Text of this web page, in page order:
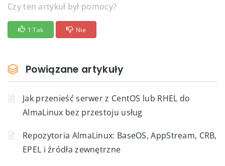
Czy ten artykuł był pomocy?
1 Tak Nie
Powiązane artykuły
Jak przenieść serwer z CentOS lub RHEL do
AlmaLinux bez przestoju usług
Repozytoria AlmaLinux: BaseOS, AppStream, CRB,
EPEL i źródła zewnętrzne